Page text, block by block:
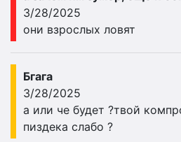
3/28/2025
они взрослых ловят
Бгага
3/28/2025
а или че будет ?твой
пиздека слабо ?